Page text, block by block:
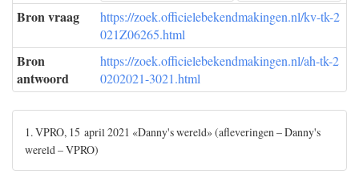
Bron vraag
https://zoek.officielebekendmakingen.nl/kv-tk-2
021Z06265.html
Bron
antwoord
https://zoek.officielebekendmakingen.nl/ah-tk-2
0202021-3021.html
1. VPRO, 15 april 2021 «Danny's wereld» (afleveringen – Danny's
wereld – VPRO)